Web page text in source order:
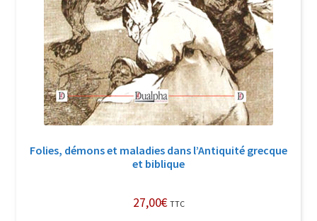
Soutien à Philippe Randa
Suivi de la Commande
Folies, démons et maladies dans l’Antiquité grecque
et biblique
27,00€ TTC